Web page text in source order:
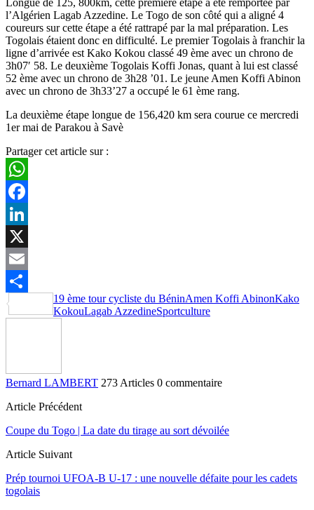
l’Algérien Lagab Azzedine. Le Togo de son côté qui a aligné 4
coureurs sur cette étape a été rattrapé par la mal préparation. Les
Togolais étaient donc en difficulté. Le premier Togolais à franchir la
ligne d’arrivée est Kako Kokou classé 49 ème avec un chrono de
3h07′ 58. Le deuxième Togolais Koffi Jonas, quant à lui est classé
52 ème avec un chrono de 3h28 ’01. Le jeune Amen Koffi Abinon
avec un chrono de 3h33’27 a occupé le 61 ème rang.
La deuxième étape longue de 156,420 km sera courue ce mercredi
1er mai de Parakou à Savè
Partager cet article sur :
WhatsApp
Facebook
LinkedIn
X
Email
Partager
19 ème tour cycliste du BéninAmen Koffi AbinonKako
KokouLagab AzzedineSportculture
Bernard LAMBERT 273 Articles 0 commentaire
Article Précédent
Coupe du Togo | La date du tirage au sort dévoilée
Article Suivant
Prép tournoi UFOA-B U-17 : une nouvelle défaite pour les cadets
togolais